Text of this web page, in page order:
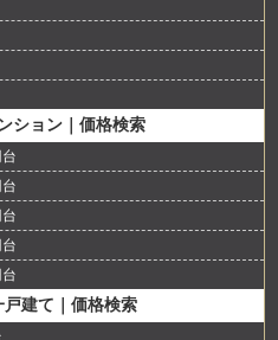
ション｜価格検索
建て｜価格検索